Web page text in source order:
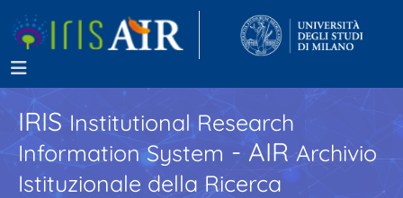
IRISInstitutional Research
Information System - AIR Archivio
Istituzionale della Ricerca